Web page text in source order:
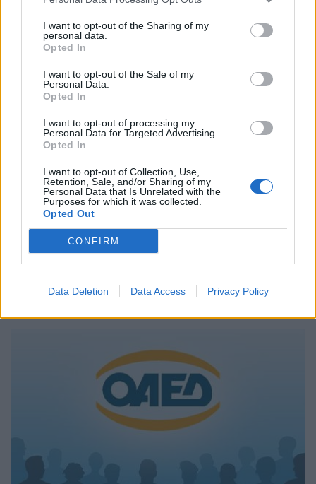
I want to opt-out of the Sharing of my
personal data.
Opted In
I want to opt-out of the Sale of my
Personal Data.
Opted In
I want to opt-out of processing my
Personal Data for Targeted Advertising.
Opted In
I want to opt-out of Collection, Use,
Retention, Sale, and/or Sharing of my
Personal Data that Is Unrelated with the
Purposes for which it was collected.
Opted Out
CONFIRM
Data Deletion Data Access Privacy Policy
Ελλάδα
Πρόγραμμα απασχόλησης ανέργων 30+,
σε 6 περιφέρειες της Ελλάδας
17 Ιανουαρίου 2022 12:57